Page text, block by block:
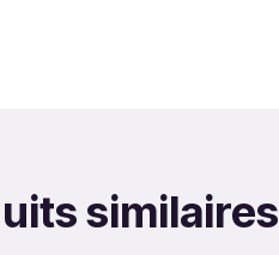
similaires